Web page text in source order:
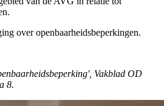
over openbaarheidsbeperkingen.
Vakblad OD
8.